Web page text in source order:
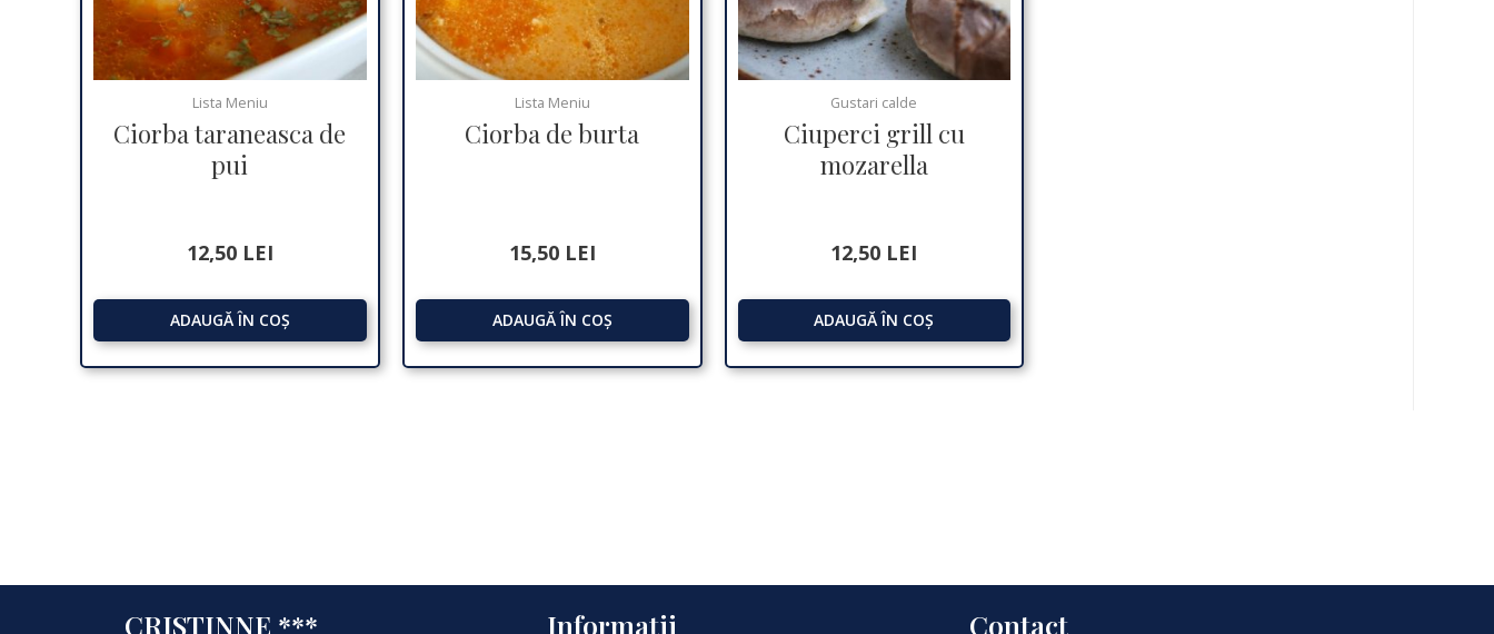
Lista Meniu
Ciorba taraneasca de
pui
12,50 LEI
ADAUGĂ ÎN COȘ
Lista Meniu
Ciorba de burta
15,50 LEI
ADAUGĂ ÎN COȘ
Gustari calde
Ciuperci grill cu
mozarella
12,50 LEI
ADAUGĂ ÎN COȘ
CRISTINNE *** Informaţii Contact